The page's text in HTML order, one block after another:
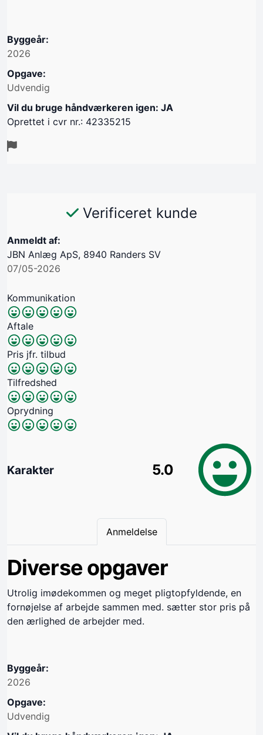
Byggeår:
2026
Opgave:
Udvendig
Vil du bruge håndværkeren igen: JA
Oprettet i cvr nr.: 42335215
Verificeret kunde
Anmeldt af:
JBN Anlæg ApS, 8940 Randers SV
07/05-2026
Kommunikation
Aftale
Pris jfr. tilbud
Tilfredshed
Oprydning
Karakter 5.0
Anmeldelse
Diverse opgaver
Utrolig imødekommen og meget pligtopfyldende, en
fornøjelse af arbejde sammen med. sætter stor pris på
den ærlighed de arbejder med.
Byggeår:
2026
Opgave:
Udvendig